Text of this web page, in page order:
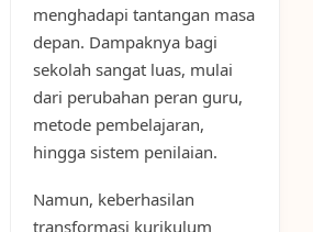
menghadapi tantangan masa
depan. Dampaknya bagi
sekolah sangat luas, mulai
dari perubahan peran guru,
metode pembelajaran,
hingga sistem penilaian.
Namun, keberhasilan
transformasi kurikulum